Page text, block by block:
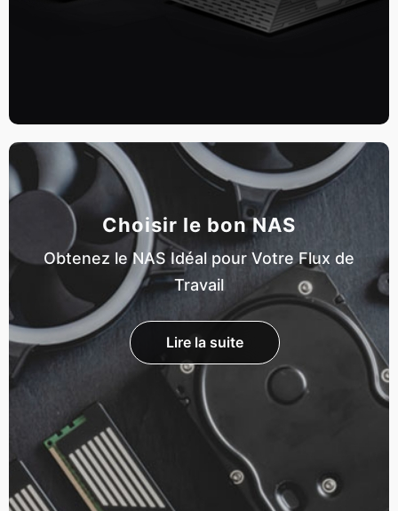
Choisir le bon NAS
Obtenez le NAS Idéal pour Votre Flux de
Travail
Lire la suite